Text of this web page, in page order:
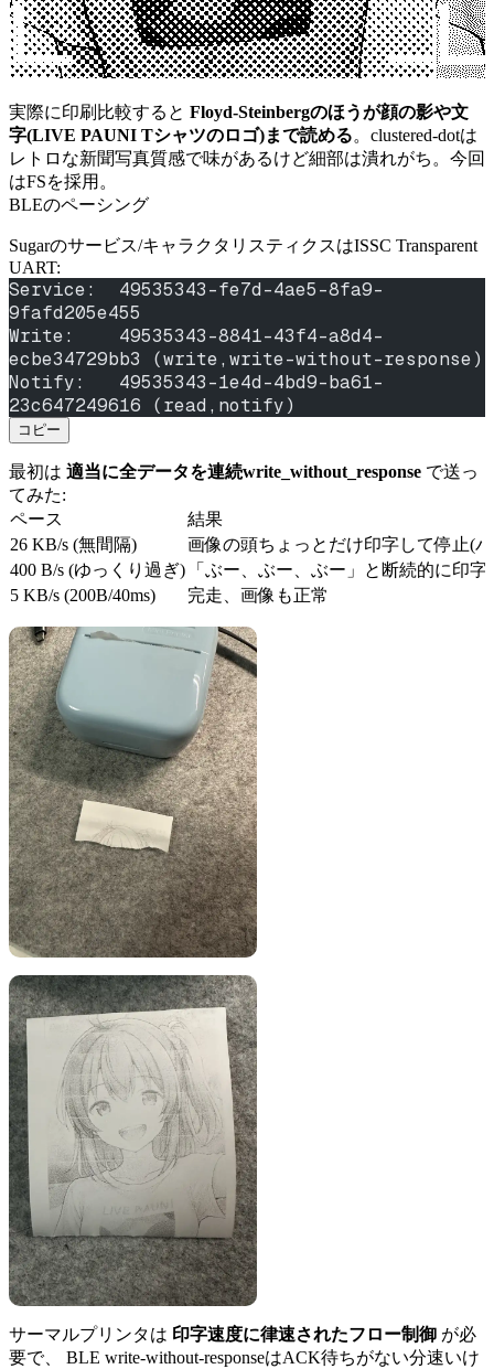
実際に印刷比較すると Floyd-Steinbergのほうが顔の影や文
字(LIVE PAUNI Tシャツのロゴ)まで読める。clustered-dotは
レトロな新聞写真質感で味があるけど細部は潰れがち。今回
はFSを採用。
BLEのペーシング
Sugarのサービス/キャラクタリスティクスはISSC Transparent
UART:
Service:  49535343-fe7d-4ae5-8fa9-
9fafd205e455
Write:    49535343-8841-43f4-a8d4-
ecbe34729bb3 (write,write-without-response)
Notify:   49535343-1e4d-4bd9-ba61-
23c647249616 (read,notify)
コピー
最初は 適当に全データを連続write_without_response で送っ
てみた:
ペース
結果
26 KB/s (無間隔)
画像の頭ちょっとだけ印字して停止(
400 B/s (ゆっくり過ぎ)
「ぶー、ぶー、ぶー」と断続的に印
5 KB/s (200B/40ms)
完走、画像も正常
サーマルプリンタは 印字速度に律速されたフロー制御 が必
要で、 BLE write-without-responseはACK待ちがない分速いけ